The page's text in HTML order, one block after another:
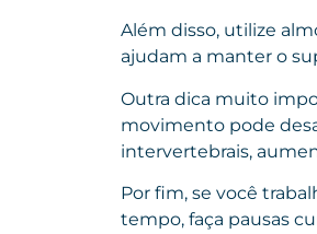
Além disso, utilize
ajudam a manter o
Outra dica muito
movimento pode
intervertebrais,
Por fim, se você
tempo, faça pausas